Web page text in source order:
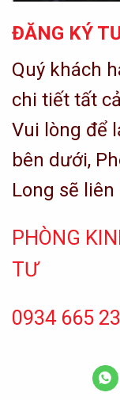
ĐĂNG KÝ
Quý khách
chi tiết tất
Vui lòng để
bên dưới,
Long sẽ
PHÒNG
TƯ
0934 665